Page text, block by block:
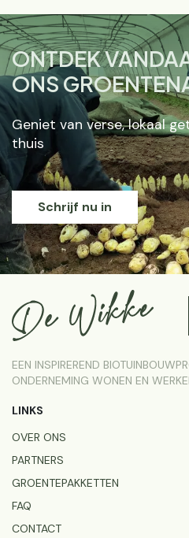
ONTDEK
ONS
Geniet van verse, lokaal
thuis
Schrijf nu in
EEN INSPIREREND
ONDERNEMING WONEN EN
LINKS
OVER ONS
PARTNERS
GROENTEPAKKETTEN
FAQ
CONTACT